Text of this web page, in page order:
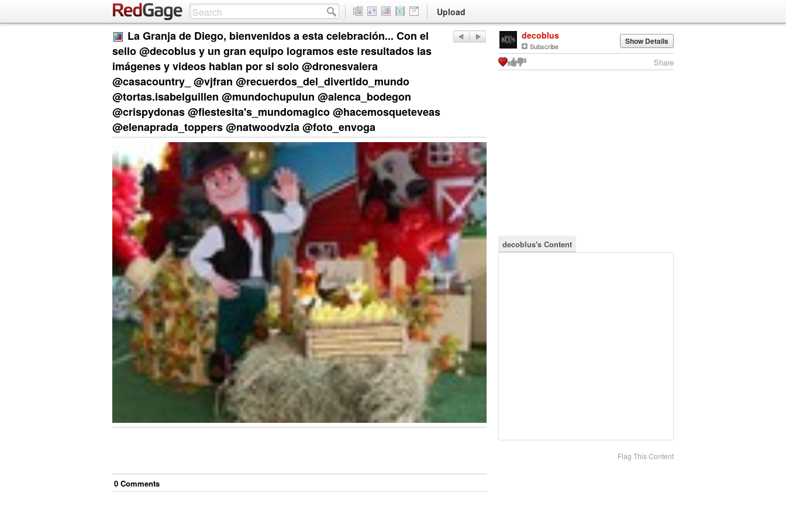
Upload
La Granja de Diego, bienvenidos a esta celebración... Con el
sello @decoblus y un gran equipo logramos este resultados las
imágenes y videos hablan por si solo @dronesvalera
@casacountry_ @vjfran @recuerdos_del_divertido_mundo
@tortas.isabelguillen @mundochupulun @alenca_bodegon
@crispydonas @fiestesita's_mundomagico @hacemosqueteveas
@elenaprada_toppers @natwoodvzla @foto_envoga
0 Comments
decoblus
Subscribe Show Details
Share
decoblus's Content
Flag This Content